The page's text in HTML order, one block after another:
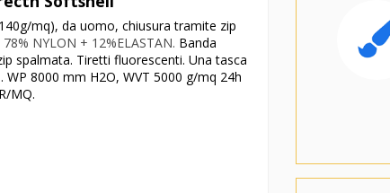
mq), da uomo, chiusura tramite zip
NYLON + 12%ELASTAN. Banda
spalmata. Tiretti fluorescenti. Una tasca
8000 mm H2O, WVT 5000 g/mq 24h
MQ.